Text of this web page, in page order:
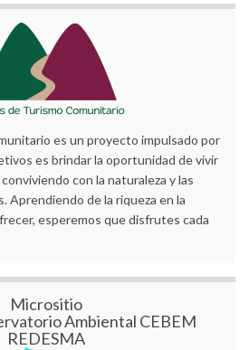
es un proyecto impulsado por
es brindar la oportunidad de vivir
con la naturaleza y las
Aprendiendo de la riqueza en la
esperemos que disfrutes cada
Micrositio
Ambiental CEBEM
REDESMA